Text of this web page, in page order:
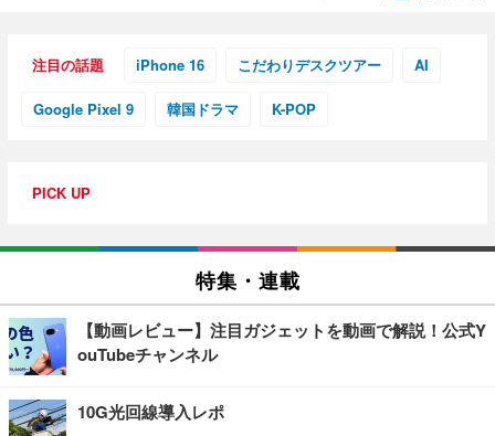
注目の話題 iPhone 16 こだわりデスクツアー AI
Google Pixel 9 韓国ドラマ K-POP
PICK UP
特集・連載
【動画レビュー】注目ガジェットを動画で解説！公式Y
ouTubeチャンネル
10G光回線導入レポ